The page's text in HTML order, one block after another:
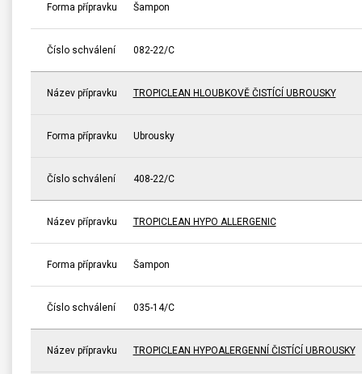
Forma přípravku Šampon
Číslo schválení 082-22/C
Název přípravku TROPICLEAN HLOUBKOVĚ ČISTÍCÍ UBROUSKY
Forma přípravku Ubrousky
Číslo schválení 408-22/C
Název přípravku TROPICLEAN HYPO ALLERGENIC
Forma přípravku Šampon
Číslo schválení 035-14/C
Název přípravku TROPICLEAN HYPOALERGENNÍ ČISTÍCÍ UBROUSKY